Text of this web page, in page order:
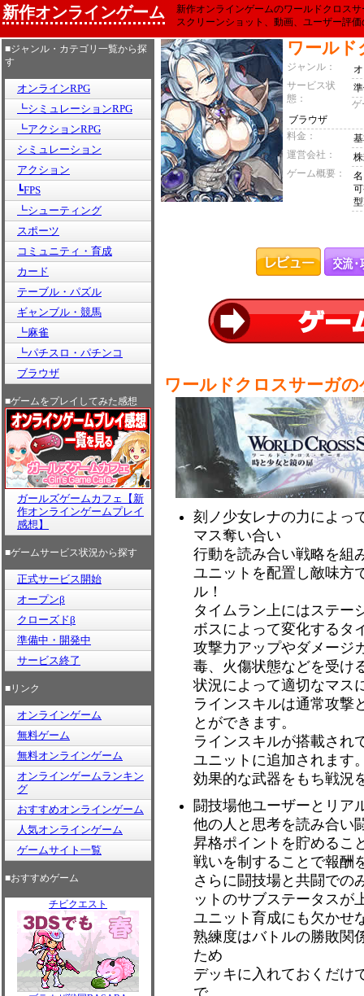
新作オンラインゲーム
新作オンラインゲームのワールドクロス
スクリーンショット、動画、ユーザー評
■ジャンル・カテゴリ一覧から探
す
オンラインRPG
┗シミュレーションRPG
┗アクションRPG
シミュレーション
アクション
┗FPS
┗シューティング
スポーツ
コミュニティ・育成
カード
テーブル・パズル
ギャンブル・競馬
┗麻雀
┗パチスロ・パチンコ
ブラウザ
■ゲームをプレイしてみた感想
ガールズゲームカフェ【新
作オンラインゲームプレイ
感想】
■ゲームサービス状況から探す
正式サービス開始
オープンβ
クローズドβ
準備中・開発中
サービス終了
■リンク
オンラインゲーム
無料ゲーム
無料オンラインゲーム
オンラインゲームランキン
グ
おすすめオンラインゲーム
人気オンラインゲーム
ゲームサイト一覧
■おすすめゲーム
チビクエスト
ワールド
ジャンル：
サービス状
態：
ゲ
ブラウザ
料金：
運営会社：
ゲーム概要：
ワールドクロスサーガの
刻ノ少女レナの力によっ
マス奪い合い
行動を読み合い戦略を組
ユニットを配置し敵味方
ル！
タイムラン上にはステー
ボスによって変化するタ
攻撃力アップやダメージ
毒、火傷状態などを受け
状況によって適切なマス
ラインスキルは通常攻撃
とができます。
ラインスキルが搭載され
ユニットに追加されます
効果的な武器をもち戦況
闘技場他ユーザーとリア
他の人と思考を読み合い
昇格ポイントを貯めるこ
戦いを制することで報酬
さらに闘技場と共闘での
ットのサブステータスが
ユニット育成にも欠かせ
熟練度はバトルの勝敗関
ため
デッキに入れておくだけ
で